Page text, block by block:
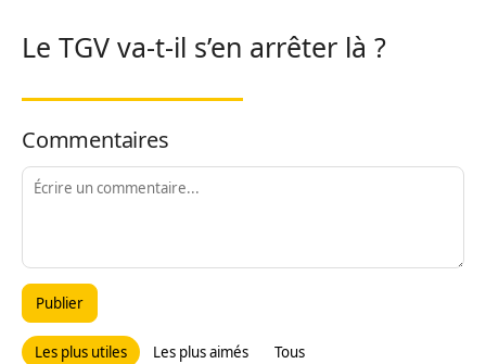
Le TGV va-t-il s’en arrêter là ?
Commentaires
Publier
Les plus utiles Les plus aimés Tous